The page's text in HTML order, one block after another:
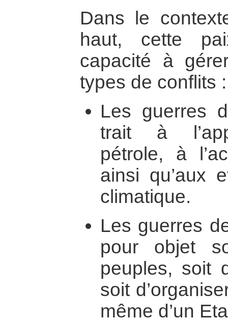
Dans le
haut, cette
capacité à
types de conflits :
Les guerres
trait à
pétrole, à
ainsi qu’aux
climatique.
Les guerres
pour objet
peuples, soit
soit
même d’un